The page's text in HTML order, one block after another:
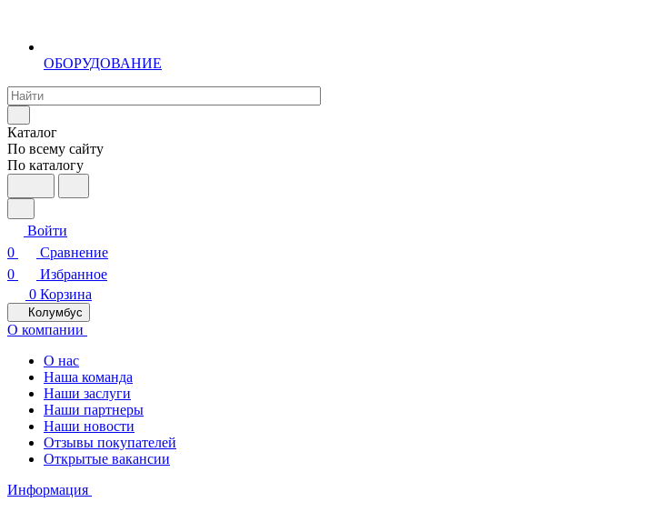
ОБОРУДОВАНИЕ
Каталог
По всему сайту
По каталогу
Войти
0
Сравнение
0
Избранное
0 Корзина
Колумбус
О компании
О нас
Наша команда
Наши заслуги
Наши партнеры
Наши новости
Отзывы покупателей
Открытые вакансии
Информация